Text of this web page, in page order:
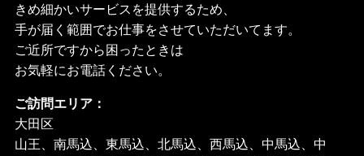
きめ細かいサービスを提供するため、
手が届く範囲でお仕事をさせていただいてます。
ご近所ですから困ったときは
お気軽にお電話ください。
ご訪問エリア：
大田区
山王、南馬込、東馬込、北馬込、西馬込、中馬込、中